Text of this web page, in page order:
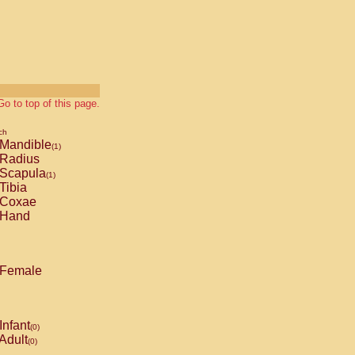
to top of this page.
Mandible(1)
Radius
Scapula(1)
Tibia
Coxae
Hand
Female
Infant(0)
(0)